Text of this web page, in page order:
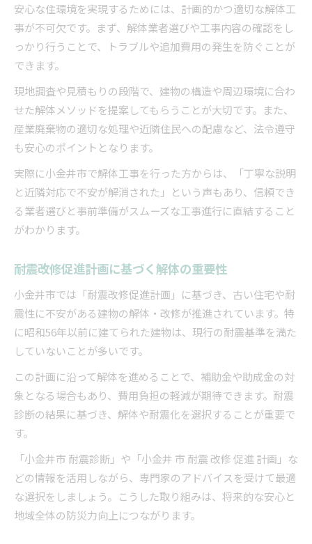
解体で使える助成金制度の種類と特徴
補助金を受けやすい解体のタイミングを考える
解体費用を抑えるための業者選びの工夫
ト
耐震改修と解体の助成金を併用する方法
耐震改修計画に欠かせない解体の手順
解体計画で押さえるべき耐震改修の要点
東京都の耐震改修促進計画と解体の関係性
解体工事で安全性を高めるポイント
安心な住環境を実現するためには、計画的かつ適切な解体工
事が不可欠です。まず、解体業者選びや工事内容の確認をし
っかり行うことで、トラブルや追加費用の発生を防ぐことが
できます。
現地調査や見積もりの段階で、建物の構造や周辺環境に合わ
せた解体メソッドを提案してもらうことが大切です。また、
産業廃棄物の適切な処理や近隣住民への配慮など、法令遵守
も安心のポイントとなります。
実際に小金井市で解体工事を行った方からは、「丁寧な説明
と近隣対応で不安が解消された」という声もあり、信頼でき
る業者選びと事前準備がスムーズな工事進行に直結すること
がわかります。
耐震改修促進計画に基づく解体の重要性
小金井市では「耐震改修促進計画」に基づき、古い住宅や耐
震性に不安がある建物の解体・改修が推進されています。特
に昭和56年以前に建てられた建物は、現行の耐震基準を満た
していないことが多いです。
この計画に沿って解体を進めることで、補助金や助成金の対
象となる場合もあり、費用負担の軽減が期待できます。耐震
診断の結果に基づき、解体や耐震化を選択することが重要で
す。
「小金井市 耐震診断」や「小金井 市 耐震 改修 促進 計画」な
どの情報を活用しながら、専門家のアドバイスを受けて最適
な選択をしましょう。こうした取り組みは、将来的な安心と
地域全体の防災力向上につながります。